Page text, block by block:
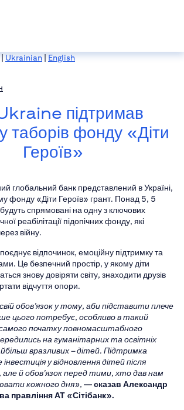
|Ukrainian|English
підтримав
таборів фонду «Діти
Героїв»
глобальний банк представлений в Україні,
фонду «Діти Героїв» грант. Понад 5, 5
спрямовані на одну з ключових
реабілітації підопічних фонду, які
війну.
відпочинок, емоційну підтримку та
Це безпечний простір, у якому діти
знову довіряти світу, знаходити друзів
відчуття опори.
обов’язок у тому, аби підставити плече
цього потребує, особливо в такий
самого початку повномасштабного
на гуманітарних та освітніх
вразливих – дітей. Підтримка
у відновлення дітей після
й обов’язок перед тими, хто дав нам
кожного дня», — сказав Александр
правління АТ «Сітібанк».